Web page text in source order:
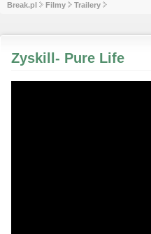
Break.pl Filmy Trailery
Zyskill- Pure Life